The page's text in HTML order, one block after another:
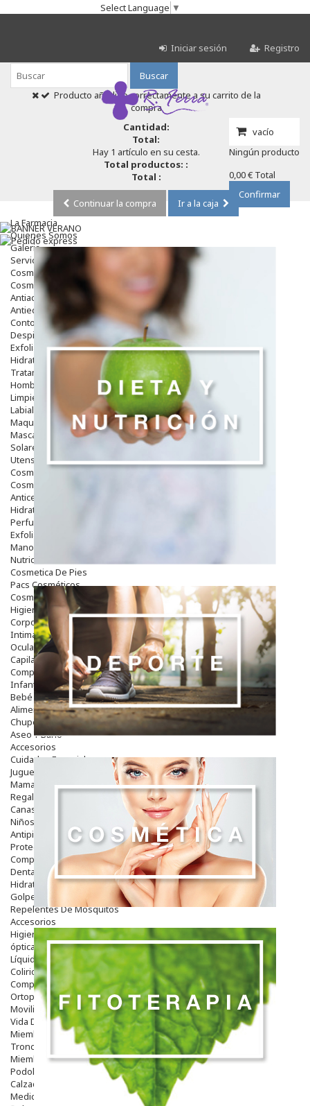
Select Language ▼
Iniciar sesión Registro
Buscar
vacío
Ningún producto
0,00 € Total
Confirmar
Producto añadido correctamente a su carrito de la
compra
Cantidad:
Total:
Hay 1 artículo en su cesta.
Total productos: :
Total :
Continuar la compra
Ir a la caja
La Farmacia
Quienes Somos
Galeria
Servicios
Cosmética
Cosmética Facial
Antiacné
Antiedad
Contorno De Ojos
Despigmentantes
Exfoliantes
Hidratantes
Tratamientos De Noche
Hombre
Limpieza
Labiales
Maquillajes Y Color
Mascarillas
Solares
Utensilios
Cosmética Capilar
Cosmética Corporal
Anticelulíticos
Hidratantes Corporales
Perfumes Y Colonias
Exfoliantes Corporales
Manos Y Uñas
Nutricosmética
Cosmetica De Pies
Pacs Cosméticos
Cosmetica Facial Piel Sensible
Higiene
Corporal
Intima
Ocular
Capilar
Complementos
Infantil
Bebé
Alimentación Y Complementos
Chupetes Y Mordedores
Aseo Y Baño
Accesorios
Cuidados Especiales
Juguetes
Mama
Regalos
Canastilla
Niños
Antipiojos
Protección Solar
Complementos Alimentarios
Dentales
Hidratantes
Golpes Y Hematomas
Repelentes De Mosquitos
Accesorios
Higiene
óptica
Líquidos Lentillas
Colirios
Complementos Alimentarios.
Ortopedia - Accesorios
Movilidad
Vida Diaria
Miembro Superior
Tronco
Miembro Inferior
Podología
Calzado
Medicamentos